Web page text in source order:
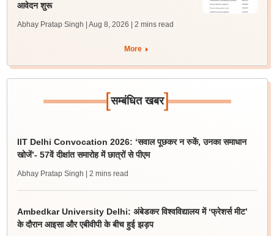
आवेदन शुरू
Abhay Pratap Singh | Aug 8, 2026 | 2 mins read
More
[सम्बंधित खबर]
IIT Delhi Convocation 2026: ‘सवाल पूछकर न रुकें, उनका समाधान
खोजें’- 57वें दीक्षांत समारोह में छात्रों से पीएम
Abhay Pratap Singh | 2 mins read
Ambedkar University Delhi: अंबेडकर विश्वविद्यालय में ‘फ्रेशर्स मीट’
के दौरान आइसा और एबीवीपी के बीच हुई झड़प